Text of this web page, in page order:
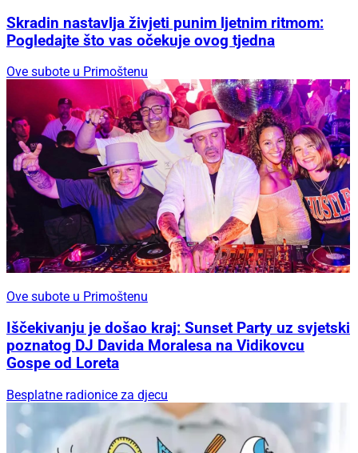
Skradin nastavlja živjeti punim ljetnim ritmom:
Pogledajte što vas očekuje ovog tjedna
Ove subote u Primoštenu
Ove subote u Primoštenu
Iščekivanju je došao kraj: Sunset Party uz svjetski
poznatog DJ Davida Moralesa na Vidikovcu
Gospe od Loreta
Besplatne radionice za djecu